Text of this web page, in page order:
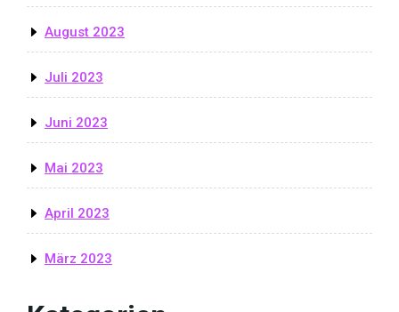
August 2023
Juli 2023
Juni 2023
Mai 2023
April 2023
März 2023